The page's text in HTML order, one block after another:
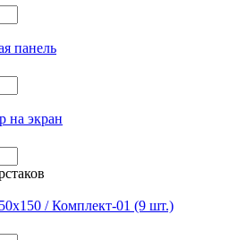
панель
на экран
/ Комплект-01 (9 шт.)